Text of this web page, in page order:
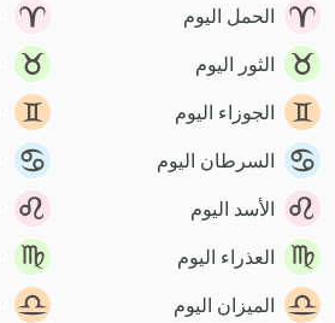
الحمل اليوم
الثور اليوم
الجوزاء اليوم
السرطان اليوم
الأسد اليوم
العذراء اليوم
الميزان اليوم